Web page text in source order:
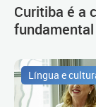
Curitiba é a
Língua e